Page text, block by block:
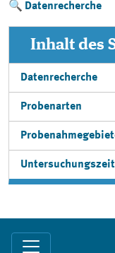
Datenrecherche
Inhalt des
Datenrecherche
Probenarten